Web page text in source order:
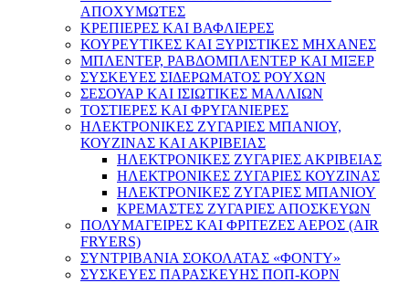
ΑΠΟΧΥΜΩΤΕΣ
ΚΡΕΠΙΕΡΕΣ ΚΑΙ ΒΑΦΛΙΕΡΕΣ
ΚΟΥΡΕΥΤΙΚΕΣ ΚΑΙ ΞΥΡΙΣΤΙΚΕΣ ΜΗΧΑΝΕΣ
ΜΠΛΕΝΤΕΡ, ΡΑΒΔΟΜΠΛΕΝΤΕΡ ΚΑΙ ΜΙΞΕΡ
ΣΥΣΚΕΥΕΣ ΣΙΔΕΡΩΜΑΤΟΣ ΡΟΥΧΩΝ
ΣΕΣΟΥΑΡ ΚΑΙ ΙΣΙΩΤΙΚΕΣ ΜΑΛΛΙΩΝ
ΤΟΣΤΙΕΡΕΣ ΚΑΙ ΦΡΥΓΑΝΙΕΡΕΣ
ΗΛΕΚΤΡΟΝΙΚΕΣ ΖΥΓΑΡΙΕΣ ΜΠΑΝΙΟΥ,
ΚΟΥΖΙΝΑΣ ΚΑΙ ΑΚΡΙΒΕΙΑΣ
ΗΛΕΚΤΡΟΝΙΚΕΣ ΖΥΓΑΡΙΕΣ ΑΚΡΙΒΕΙΑΣ
ΗΛΕΚΤΡΟΝΙΚΕΣ ΖΥΓΑΡΙΕΣ ΚΟΥΖΙΝΑΣ
ΗΛΕΚΤΡΟΝΙΚΕΣ ΖΥΓΑΡΙΕΣ ΜΠΑΝΙΟΥ
ΚΡΕΜΑΣΤΕΣ ΖΥΓΑΡΙΕΣ ΑΠΟΣΚΕΥΩΝ
ΠΟΛΥΜΑΓΕΙΡΕΣ ΚΑΙ ΦΡΙΤΕΖΕΣ ΑΕΡΟΣ (AIR
FRYERS)
ΣΥΝΤΡΙΒΑΝΙΑ ΣΟΚΟΛΑΤΑΣ «ΦΟΝΤΥ»
ΣΥΣΚΕΥΕΣ ΠΑΡΑΣΚΕΥΗΣ ΠΟΠ-ΚΟΡΝ